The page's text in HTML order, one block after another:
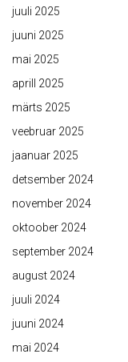
juuli 2025
juuni 2025
mai 2025
aprill 2025
märts 2025
veebruar 2025
jaanuar 2025
detsember 2024
november 2024
oktoober 2024
september 2024
august 2024
juuli 2024
juuni 2024
mai 2024